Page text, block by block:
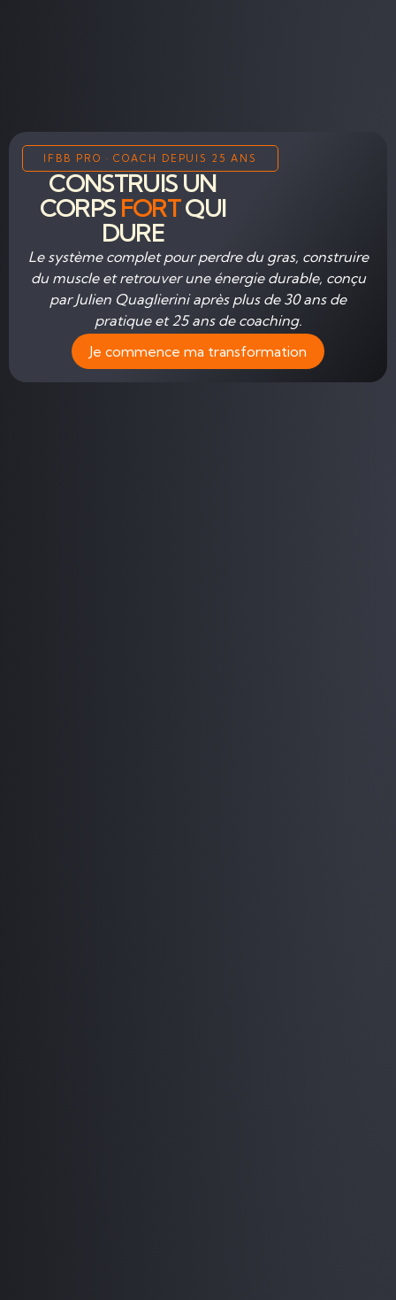
IFBB PRO · COACH DEPUIS 25 ANS
CONSTRUIS UN
CORPS FORTQUI
DURE
Le système complet pour perdre du gras, construire
du muscle et retrouver une énergie durable, conçu
par Julien Quaglierini après plus de 30 ans de
pratique et 25 ans de coaching.
Je commence ma transformation